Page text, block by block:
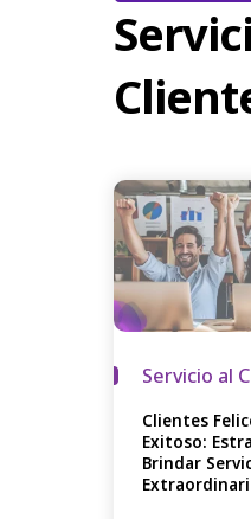
Servicio al
Clientes
Exitoso:
Brindar